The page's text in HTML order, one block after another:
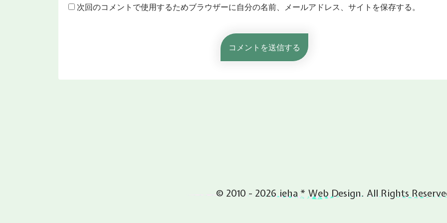
次回のコメントで使用するためブラウザーに自分の名前、メールアドレス、サイトを保存する。
© 2010 - 2026 ieha * Web Design. All Rights